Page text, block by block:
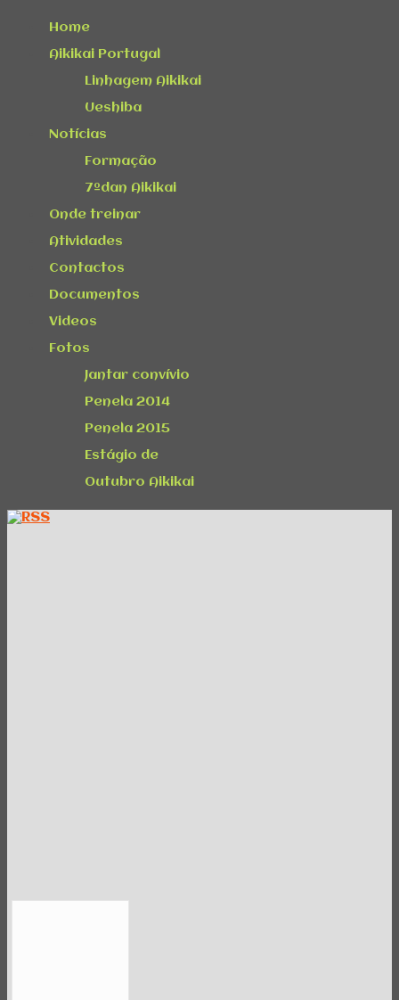
Home
Aikikai Portugal
Linhagem Aikikai
Ueshiba
Notícias
Formação
7ºdan Aikikai
Onde treinar
Atividades
Contactos
Documentos
Videos
Fotos
Jantar convívio
Penela 2014
Penela 2015
Estágio de
Outubro Aikikai